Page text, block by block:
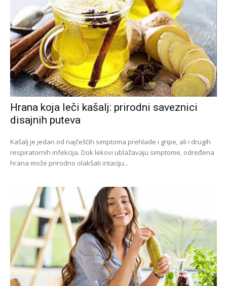
Hrana koja leči kašalj: prirodni saveznici
disajnih puteva
Kašalj je jedan od najčešćih simptoma prehlade i gripe, ali i drugih
respiratornih infekcija. Dok lekovi ublažavaju simptome, određena
hrana može prirodno olakšati iritaciju...